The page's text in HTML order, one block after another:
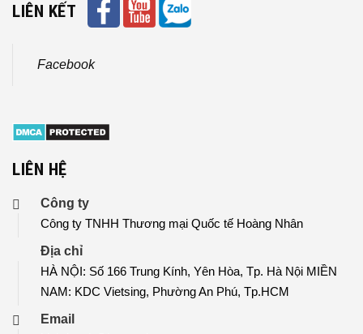
LIÊN KẾT
Facebook
LIÊN HỆ
Công ty
Công ty TNHH Thương mại Quốc tế Hoàng Nhân
Địa chỉ
HÀ NỘI: Số 166 Trung Kính, Yên Hòa, Tp. Hà Nội MIỀN
NAM: KDC Vietsing, Phường An Phú, Tp.HCM
Email